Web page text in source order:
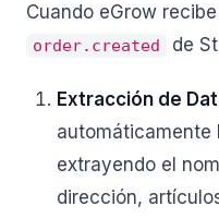
Cuando eGrow
order.created de
Extracción de
automáticamente
extrayendo el
dirección,